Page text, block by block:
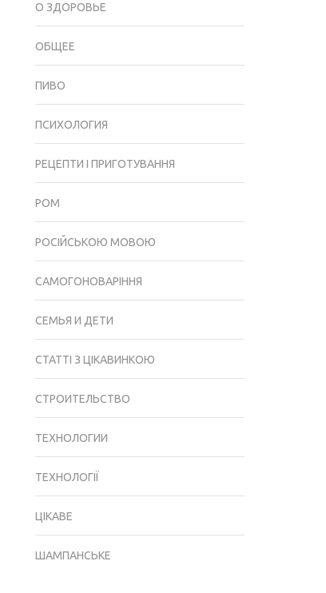
ЗАХВОРЮВАННЯ
О ЗДОРОВЬЕ
ОБЩЕЕ
ПИВО
ПСИХОЛОГИЯ
РЕЦЕПТИ І ПРИГОТУВАННЯ
РОМ
РОСІЙСЬКОЮ МОВОЮ
САМОГОНОВАРІННЯ
СЕМЬЯ И ДЕТИ
СТАТТІ З ЦІКАВИНКОЮ
СТРОИТЕЛЬСТВО
ТЕХНОЛОГИИ
ТЕХНОЛОГІЇ
ЦІКАВЕ
ШАМПАНСЬКЕ